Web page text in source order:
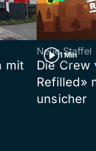
mit
1 Min
Neue Staffel
Die Crew
Refilled»
unsicher